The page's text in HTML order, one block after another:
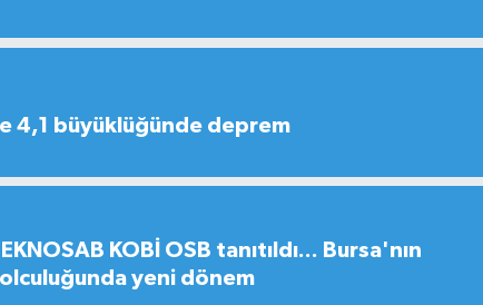
4,1 büyüklüğünde deprem
KOBİ OSB tanıtıldı... Bursa'nın
yeni dönem